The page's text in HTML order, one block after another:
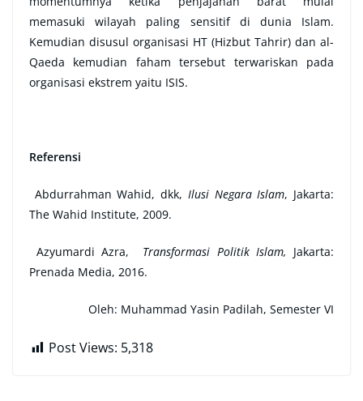
memasuki wilayah paling sensitif di dunia Islam.
Kemudian disusul organisasi HT (Hizbut Tahrir) dan al-
Qaeda kemudian faham tersebut terwariskan pada
organisasi ekstrem yaitu ISIS.
Referensi
Abdurrahman Wahid, dkk, Ilusi Negara Islam, Jakarta:
The Wahid Institute, 2009.
Azyumardi Azra, Transformasi Politik Islam, Jakarta:
Prenada Media, 2016.
Oleh: Muhammad Yasin Padilah, Semester VI
Post Views: 5,318